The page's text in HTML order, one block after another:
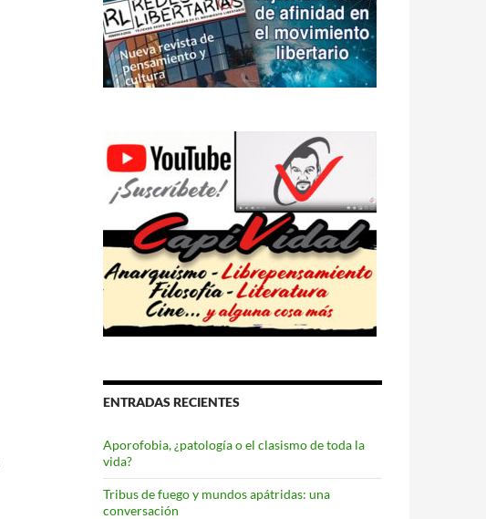
ENTRADAS RECIENTES
Aporofobia, ¿patología o el clasismo de toda la
vida?
Tribus de fuego y mundos apátridas: una
conversación